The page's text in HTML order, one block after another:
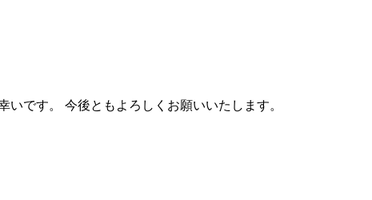
です。 今後ともよろしくお願いいたします。